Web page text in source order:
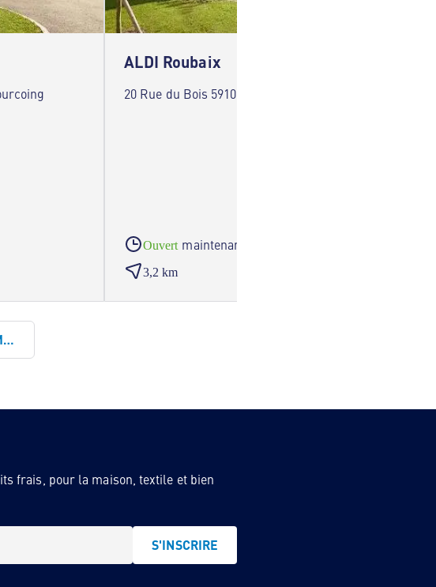
ALDI Roubaix
20 Rue du Bois 59100 Roubaix
Ouvert maintenant
3,2 km
frais, pour la maison, textile et bien
S'INSCRIRE